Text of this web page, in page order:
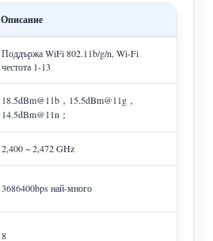
Описание
Поддържа WiFi 802.11b/g/n, Wi-Fi
честота 1-13
18.5dBm@11b，15.5dBm@11g，
14.5dBm@11n；
2,400 ~ 2,472 GHz
3686400bps най-много
8